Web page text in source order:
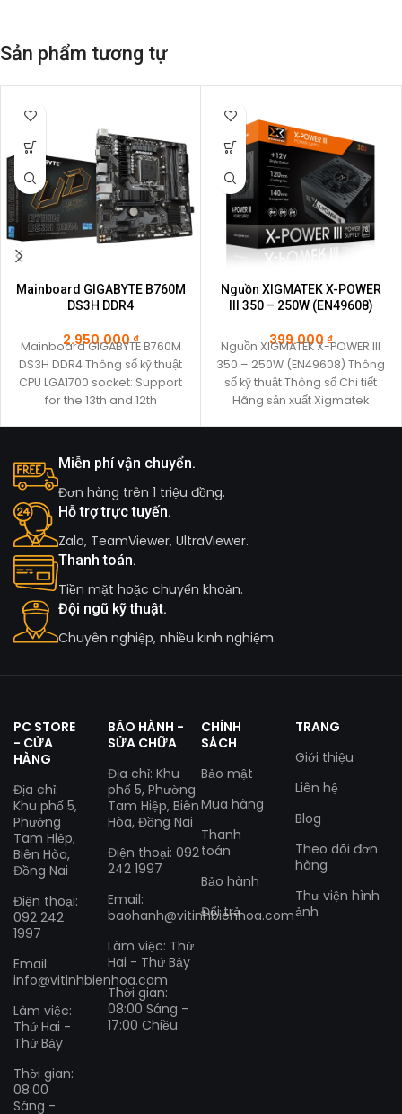
Sản phẩm tương tự
Mainboard GIGABYTE B760M
DS3H DDR4
2.950.000₫
Mainboard GIGABYTE B760M
DS3H DDR4 Thông số kỹ thuật
CPU LGA1700 socket: Support
for the 13th and 12th
Nguồn XIGMATEK X-POWER
III 350 – 250W (EN49608)
399.000 ₫
Nguồn XIGMATEK X-POWER III
350 – 250W (EN49608) Thông
số kỹ thuật Thông số Chi tiết
Hãng sản xuất Xigmatek
Miễn phí vận chuyển.
Đơn hàng trên 1 triệu đồng.
Hỗ trợ trực tuyến.
Zalo, TeamViewer, UltraViewer.
Thanh toán.
Tiền mặt hoặc chuyển khoản.
Đội ngũ kỹ thuật.
Chuyên nghiệp, nhiều kinh nghiệm.
PC STORE
- CỬA
HÀNG
Địa chỉ:
Khu phố 5,
Phường
Tam Hiệp,
Biên Hòa,
Đồng Nai
Điện thoại:
092 242
1997
Email:
info@vitinhbienhoa.com
Làm việc:
Thứ Hai -
Thứ Bảy
Thời gian:
08:00
Sáng -
BẢO HÀNH -
SỬA CHỮA
Địa chỉ: Khu
phố 5, Phường
Tam Hiệp, Biên
Hòa, Đồng Nai
Điện thoại: 092
242 1997
Email:
baohanh@vitinhbienhoa.com
Làm việc: Thứ
Hai - Thứ Bảy
Thời gian:
08:00 Sáng -
17:00 Chiều
CHÍNH
SÁCH
Bảo mật
Mua hàng
Thanh
toán
Bảo hành
Đổi trả
TRANG
Giới thiệu
Liên hệ
Blog
Theo dõi đơn
hàng
Thư viện hình
ảnh